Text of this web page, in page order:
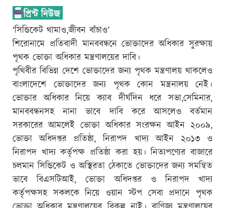
‘সিন্ডিকেট থামাও,জীবন বাঁচাও’
শিরোনামে প্রতিবাদী মানববন্ধনে ভোক্তাদের অধিকার সুরক্ষায়
পৃথক ভোক্তা অধিকার মন্ত্রণালয়ের দাবি।
পৃথিবীর বিভিন্ন দেশে ভোক্তাদের জন্য পৃথক মন্ত্রণালয় থাকলেও
বাংলাদেশে ভোক্তাদের জন্য পৃথক কোন মন্ত্রনালয় নেই।
ভোক্তার অধিকার নিয়ে ক্যাব দীর্ঘদিন ধরে সভা,সেমিনার,
মানববন্ধনসহ নানা ভাবে দাবি করে আসলেও বর্তমান
সরকারের আমলেই ভোক্তা অধিকার সংরক্ষন আইন ২০০৯,
ভোক্তা অধিদপ্তর প্রতিষ্ঠা, নিরাপদ খাদ্য আইন ২০১৩ ও
নিরাপদ খাদ্য কর্তৃপক্ষ প্রতিষ্ঠা করা হয়। নিত্যপণ্যের বাজারে
চলমান সিন্ডিকেট ও অস্থিরতা ঠেকাতে ভোক্তাদের জন্য সমন্বিত
ভাবে বিএসটিআই, ভোক্তা অধিদপ্তর ও নিরাপদ খাদ্য
কর্তৃপক্ষসহ সকলকে নিয়ে ওয়ান স্টপ সেবা প্রদানে পৃথক